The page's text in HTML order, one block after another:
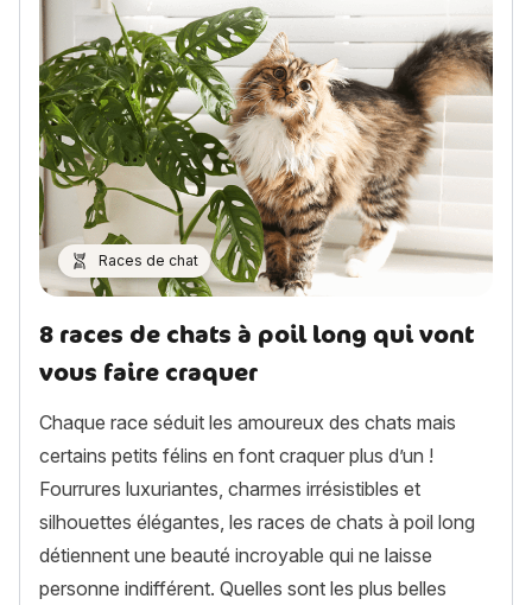
Races de chat
8 races de chats à poil long qui vont
vous faire craquer
Chaque race séduit les amoureux des chats mais
certains petits félins en font craquer plus d’un !
Fourrures luxuriantes, charmes irrésistibles et
silhouettes élégantes, les races de chats à poil long
détiennent une beauté incroyable qui ne laisse
personne indifférent. Quelles sont les plus belles